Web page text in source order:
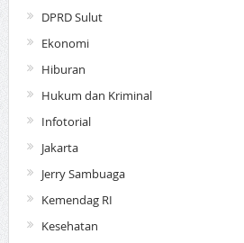
DPRD Sulut
Ekonomi
Hiburan
Hukum dan Kriminal
Infotorial
Jakarta
Jerry Sambuaga
Kemendag RI
Kesehatan